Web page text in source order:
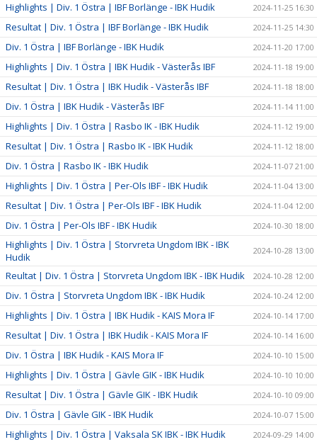
Highlights | Div. 1 Östra | IBF Borlänge - IBK Hudik 2024-11-25 16:30
Resultat | Div. 1 Östra | IBF Borlänge - IBK Hudik 2024-11-25 14:30
Div. 1 Östra | IBF Borlänge - IBK Hudik 2024-11-20 17:00
Highlights | Div. 1 Östra | IBK Hudik - Västerås IBF 2024-11-18 19:00
Resultat | Div. 1 Östra | IBK Hudik - Västerås IBF 2024-11-18 18:00
Div. 1 Östra | IBK Hudik - Västerås IBF 2024-11-14 11:00
Highlights | Div. 1 Östra | Rasbo IK - IBK Hudik 2024-11-12 19:00
Resultat | Div. 1 Östra | Rasbo IK - IBK Hudik 2024-11-12 18:00
Div. 1 Östra | Rasbo IK - IBK Hudik 2024-11-07 21:00
Highlights | Div. 1 Östra | Per-Ols IBF - IBK Hudik 2024-11-04 13:00
Resultat | Div. 1 Östra | Per-Ols IBF - IBK Hudik 2024-11-04 12:00
Div. 1 Östra | Per-Ols IBF - IBK Hudik 2024-10-30 18:00
Highlights | Div. 1 Östra | Storvreta Ungdom IBK - IBK
Hudik
2024-10-28 13:00
Reultat | Div. 1 Östra | Storvreta Ungdom IBK - IBK Hudik 2024-10-28 12:00
Div. 1 Östra | Storvreta Ungdom IBK - IBK Hudik 2024-10-24 12:00
Highlights | Div. 1 Östra | IBK Hudik - KAIS Mora IF 2024-10-14 17:00
Resultat | Div. 1 Östra | IBK Hudik - KAIS Mora IF 2024-10-14 16:00
Div. 1 Östra | IBK Hudik - KAIS Mora IF 2024-10-10 15:00
Highlights | Div. 1 Östra | Gävle GIK - IBK Hudik 2024-10-10 10:00
Resultat | Div. 1 Östra | Gävle GIK - IBK Hudik 2024-10-10 09:00
Div. 1 Östra | Gävle GIK - IBK Hudik 2024-10-07 15:00
Highlights | Div. 1 Östra | Vaksala SK IBK - IBK Hudik 2024-09-29 14:00